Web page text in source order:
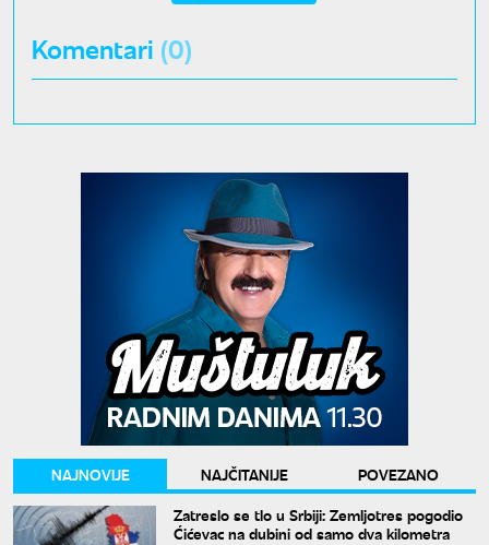
Komentari (0)
NAJNOVIJE NAJČITANIJE
POVEZANO
Zatreslo se tlo u Srbiji: Zemljotres pogodio
Ćićevac na dubini od samo dva kilometra